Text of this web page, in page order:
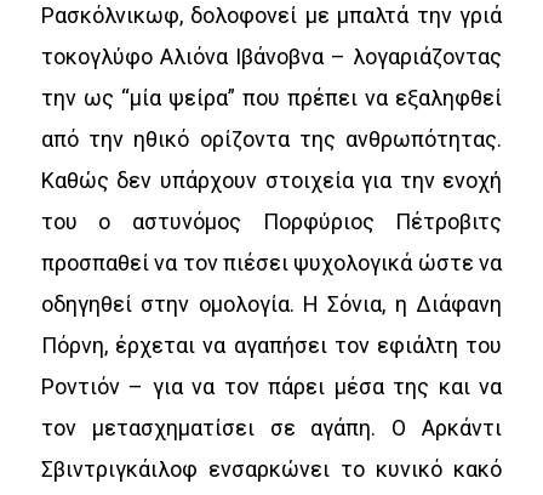
Ρασκόλνικωφ, δολοφονεί με μπαλτά την γριά
τοκογλύφο Αλιόνα Ιβάνοβνα – λογαριάζοντας
την ως “μία ψείρα” που πρέπει να εξαληφθεί
από την ηθικό ορίζοντα της ανθρωπότητας.
Καθώς δεν υπάρχουν στοιχεία για την ενοχή
του ο αστυνόμος Πορφύριος Πέτροβιτς
προσπαθεί να τον πιέσει ψυχολογικά ώστε να
οδηγηθεί στην ομολογία. Η Σόνια, η Διάφανη
Πόρνη, έρχεται να αγαπήσει τον εφιάλτη του
Ροντιόν – για να τον πάρει μέσα της και να
τον μετασχηματίσει σε αγάπη. Ο Αρκάντι
Σβιντριγκάιλοφ ενσαρκώνει το κυνικό κακό